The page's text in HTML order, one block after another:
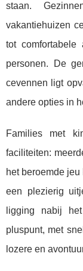
staan.
vakantiehuizen
tot comfortabele
personen. De
cevennen ligt
andere opties in
Families met
faciliteiten:
het beroemde
een plezierig
ligging nabij
pluspunt, met
lozere en